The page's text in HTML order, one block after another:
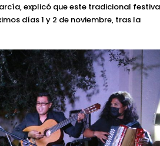
explicó que este tradicional
días 1 y 2 de noviembre, tras la